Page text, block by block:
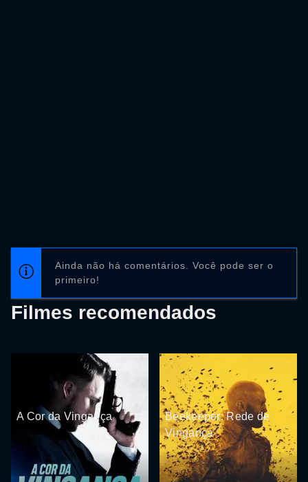
Ainda não há comentários. Você pode ser o
primeiro!
Filmes recomendados
A Cor da Vingança
Beekeeper: Rede de
Vingança